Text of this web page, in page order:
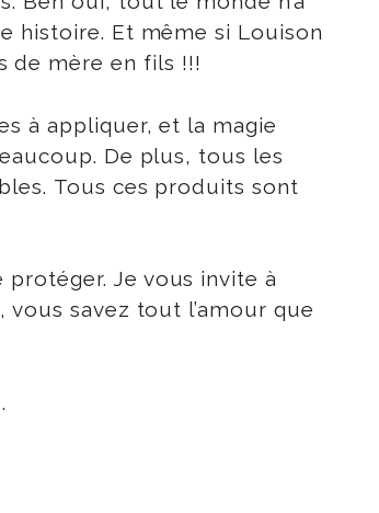
histoire. Et même si Louison
de mère en fils !!!
à appliquer, et la magie
De plus, tous les
Tous ces produits sont
Je vous invite à
savez tout l’amour que